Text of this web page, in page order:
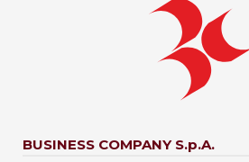
BUSINESS COMPANY S.p.A.